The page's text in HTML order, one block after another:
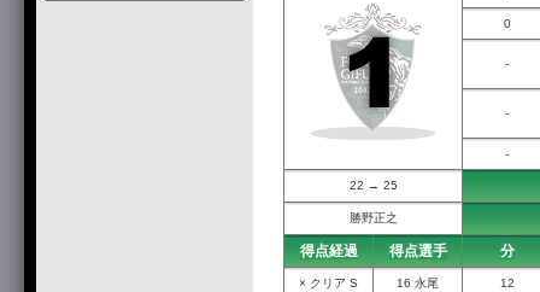
0
-
-
-
22 → 25
勝野正之
得点経過 得点選手 分
× クリア S 16 永尾 12